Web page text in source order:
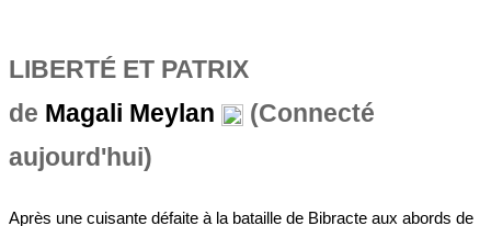
LIBERTÉ ET PATRIX
de Magali Meylan
(Connecté
aujourd'hui)
Après une cuisante défaite à la bataille de Bibracte aux abords de